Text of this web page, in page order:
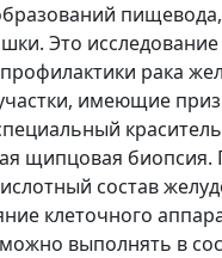
Это
рака
имеющие
щипцовая биопсия.
состав
клеточного
выполнять в